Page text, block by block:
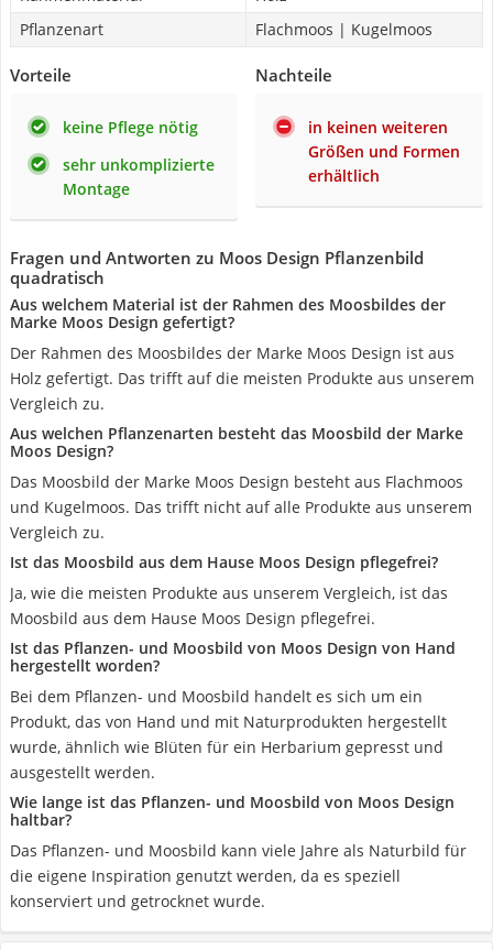
Pflanzenart
Flachmoos | Kugelmoos
Vorteile
keine Pflege nötig
sehr unkomplizierte
Montage
Nachteile
in keinen weiteren
Größen und Formen
erhältlich
Fragen und Antworten zu Moos Design Pflanzenbild
quadratisch
Aus welchem Material ist der Rahmen des Moosbildes der
Marke Moos Design gefertigt?
Der Rahmen des Moosbildes der Marke Moos Design ist aus
Holz gefertigt. Das trifft auf die meisten Produkte aus unserem
Vergleich zu.
Aus welchen Pflanzenarten besteht das Moosbild der Marke
Moos Design?
Das Moosbild der Marke Moos Design besteht aus Flachmoos
und Kugelmoos. Das trifft nicht auf alle Produkte aus unserem
Vergleich zu.
Ist das Moosbild aus dem Hause Moos Design pflegefrei?
Ja, wie die meisten Produkte aus unserem Vergleich, ist das
Moosbild aus dem Hause Moos Design pflegefrei.
Ist das Pflanzen- und Moosbild von Moos Design von Hand
hergestellt worden?
Bei dem Pflanzen- und Moosbild handelt es sich um ein
Produkt, das von Hand und mit Naturprodukten hergestellt
wurde, ähnlich wie Blüten für ein Herbarium gepresst und
ausgestellt werden.
Wie lange ist das Pflanzen- und Moosbild von Moos Design
haltbar?
Das Pflanzen- und Moosbild kann viele Jahre als Naturbild für
die eigene Inspiration genutzt werden, da es speziell
konserviert und getrocknet wurde.